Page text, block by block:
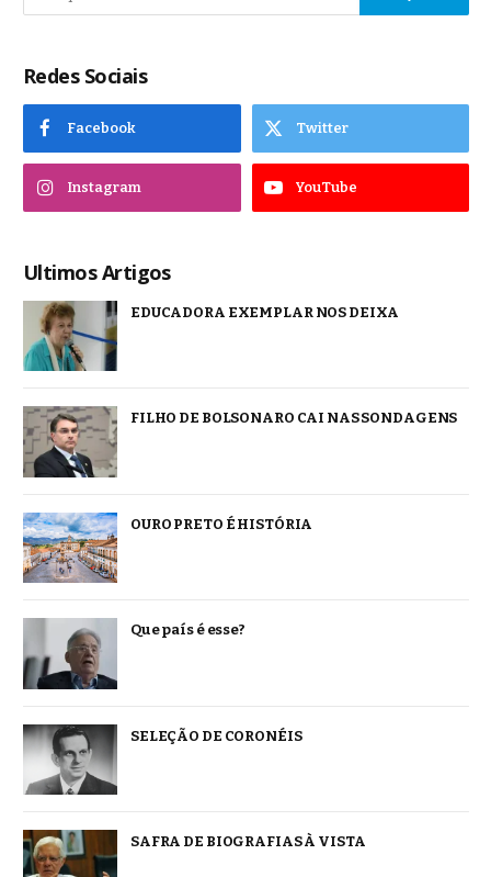
Redes Sociais
Facebook Twitter
Instagram YouTube
Ultimos Artigos
EDUCADORA EXEMPLAR NOS DEIXA
FILHO DE BOLSONARO CAI NAS SONDAGENS
OURO PRETO É HISTÓRIA
Que país é esse?
SELEÇÃO DE CORONÉIS
SAFRA DE BIOGRAFIAS À VISTA